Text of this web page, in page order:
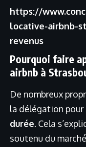
https://
locative-airbnb-
revenus
Pourquoi faire
airbnb à
De nombreux
la délégation pour
durée. Cela
soutenu du